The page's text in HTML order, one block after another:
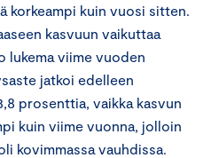
korkeampi kuin vuosi sitten.
kasvuun vaikuttaa
lukema viime vuoden
jatkoi edelleen
prosenttia, vaikka kasvun
kuin viime vuonna, jolloin
kovimmassa vauhdissa.